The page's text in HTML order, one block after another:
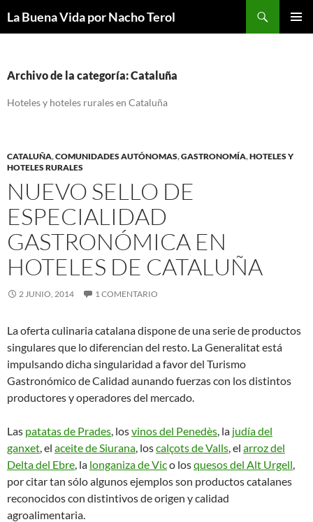
La Buena Vida por Nacho Terol
Archivo de la categoría: Cataluña
Hoteles y hoteles rurales en Cataluña
CATALUÑA,COMUNIDADES AUTÓNOMAS,GASTRONOMÍA,HOTELES Y
HOTELES RURALES
NUEVO SELLO DE
ESPECIALIDAD
GASTRONÓMICA EN
HOTELES DE CATALUÑA
2 JUNIO, 2014 1 COMENTARIO
La oferta culinaria catalana dispone de una serie de productos
singulares que lo diferencian del resto. La Generalitat está
impulsando dicha singularidad a favor del Turismo
Gastronómico de Calidad aunando fuerzas con los distintos
productores y operadores del mercado.
Las patatas de Prades, losvinos del Penedès, la judía del
ganxet, el aceite de Siurana, loscalçots de Valls, el arroz del
Delta del Ebre, la longaniza de Vico losquesos del Alt Urgell,
por citar tan sólo algunos ejemplos son productos catalanes
reconocidos con distintivos de origen y calidad
agroalimentaria.